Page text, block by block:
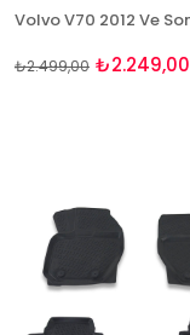
₺2.249,00
₺2.499,00